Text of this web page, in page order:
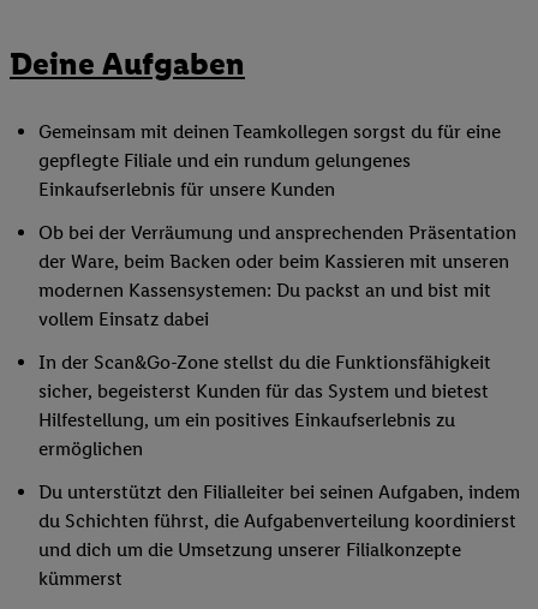
Deine Aufgaben
Gemeinsam mit deinen Teamkollegen sorgst du für eine
gepflegte Filiale und ein rundum gelungenes
Einkaufserlebnis für unsere Kunden
Ob bei der Verräumung und ansprechenden Präsentation
der Ware, beim Backen oder beim Kassieren mit unseren
modernen Kassensystemen: Du packst an und bist mit
vollem Einsatz dabei
In der Scan&Go-Zone stellst du die Funktionsfähigkeit
sicher, begeisterst Kunden für das System und bietest
Hilfestellung, um ein positives Einkaufserlebnis zu
ermöglichen
Du unterstützt den Filialleiter bei seinen Aufgaben, indem
du Schichten führst, die Aufgabenverteilung koordinierst
und dich um die Umsetzung unserer Filialkonzepte
kümmerst